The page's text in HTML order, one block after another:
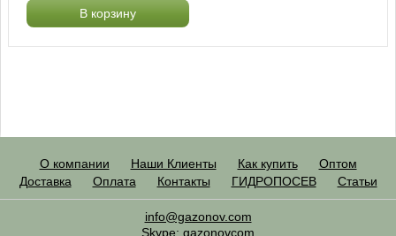
В корзину
О компании Наши Клиенты Как купить
Оптом
Доставка
Оплата Контакты ГИДРОПОСЕВ Статьи
info@gazonov.com
Skype: gazonovcom